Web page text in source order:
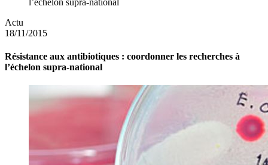
Actu
18/11/2015
Résistance aux antibiotiques : coordonner les recherches à
l’échelon supra-national